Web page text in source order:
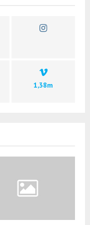
1,38m